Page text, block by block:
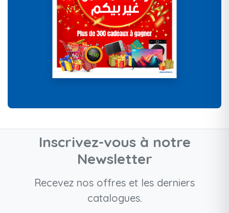
Inscrivez-vous à notre
Newsletter
Recevez nos offres et les derniers
catalogues.